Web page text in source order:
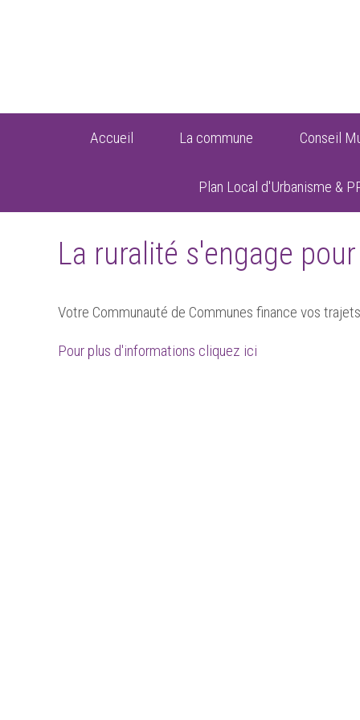
Accueil La commune Conseil
Plan Local d'Urbanisme &
La ruralité s'engage
Votre Communauté de Communes finance vos
Pour plus d'informations cliquez ici